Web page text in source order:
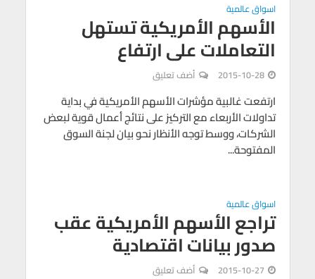
اسواق عالمية
الأسهم الأمريكية تستهل
التعاملات على ارتفاع
2015-10-28 أضف تعليق
ارتفعت غالبية مؤشرات الأسهم الأمريكية في بداية
تداولات الأربعاء مع التركيز على نتائج أعمال قوية لبعض
الشركات، ووسط توجه الأنظار نحو بيان لجنة السوق
المفتوحة...
اسواق عالمية
تراجع الأسهم الأمريكية عقب
صدور بيانات اقتصادية
2015-10-27 أضف تعليق